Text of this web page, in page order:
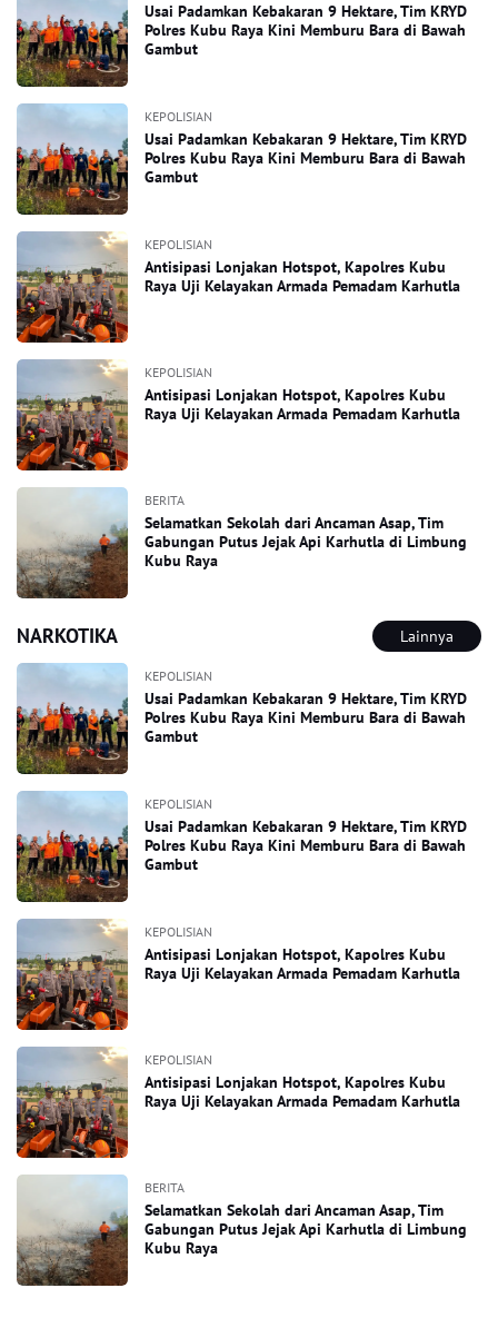
Usai Padamkan Kebakaran 9 Hektare, Tim KRYD
Polres Kubu Raya Kini Memburu Bara di Bawah
Gambut
KEPOLISIAN
Usai Padamkan Kebakaran 9 Hektare, Tim KRYD
Polres Kubu Raya Kini Memburu Bara di Bawah
Gambut
KEPOLISIAN
Antisipasi Lonjakan Hotspot, Kapolres Kubu
Raya Uji Kelayakan Armada Pemadam Karhutla
KEPOLISIAN
Antisipasi Lonjakan Hotspot, Kapolres Kubu
Raya Uji Kelayakan Armada Pemadam Karhutla
BERITA
Selamatkan Sekolah dari Ancaman Asap, Tim
Gabungan Putus Jejak Api Karhutla di Limbung
Kubu Raya
NARKOTIKA Lainnya
KEPOLISIAN
Usai Padamkan Kebakaran 9 Hektare, Tim KRYD
Polres Kubu Raya Kini Memburu Bara di Bawah
Gambut
KEPOLISIAN
Usai Padamkan Kebakaran 9 Hektare, Tim KRYD
Polres Kubu Raya Kini Memburu Bara di Bawah
Gambut
KEPOLISIAN
Antisipasi Lonjakan Hotspot, Kapolres Kubu
Raya Uji Kelayakan Armada Pemadam Karhutla
KEPOLISIAN
Antisipasi Lonjakan Hotspot, Kapolres Kubu
Raya Uji Kelayakan Armada Pemadam Karhutla
BERITA
Selamatkan Sekolah dari Ancaman Asap, Tim
Gabungan Putus Jejak Api Karhutla di Limbung
Kubu Raya